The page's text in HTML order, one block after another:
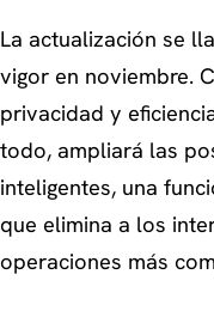
La actualización se
vigor en noviembre.
privacidad y
todo, ampliará las
inteligentes, una
que elimina a los
operaciones más